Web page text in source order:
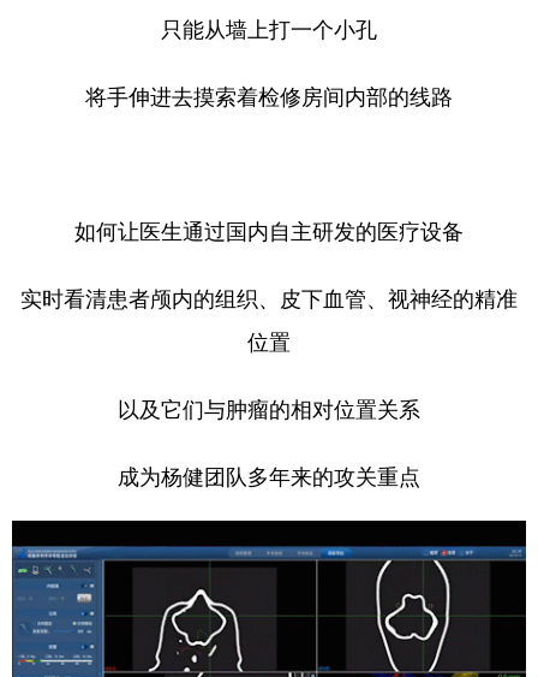
只能从墙上打一个小孔
将手伸进去摸索着检修房间内部的线路
如何让医生通过国内自主研发的医疗设备
实时看清患者颅内的组织、皮下血管、视神经的精准
位置
以及它们与肿瘤的相对位置关系
成为杨健团队多年来的攻关重点